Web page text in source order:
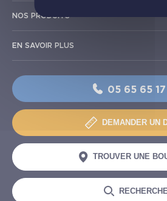
NOS PRODUITS
EN SAVOIR PLUS
05 65 65 17
DEMANDER UN
TROUVER UNE
RECHERCHE